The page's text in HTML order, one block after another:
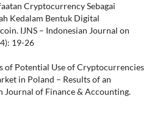
Cryptocurrency Sebagai
Kedalam Bentuk Digital
IJNS – Indonesian Journal on
19-26
of Potential Use of Cryptocurrencies
in Poland – Results of an
Journal of Finance & Accounting.